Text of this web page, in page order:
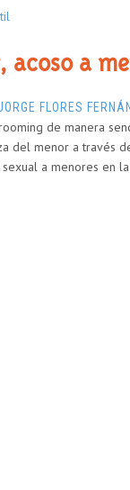
acoso a
FLORES
de manera
del menor a través
a menores en